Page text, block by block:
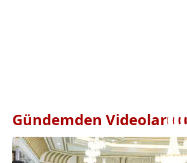
Gündemden Videolar